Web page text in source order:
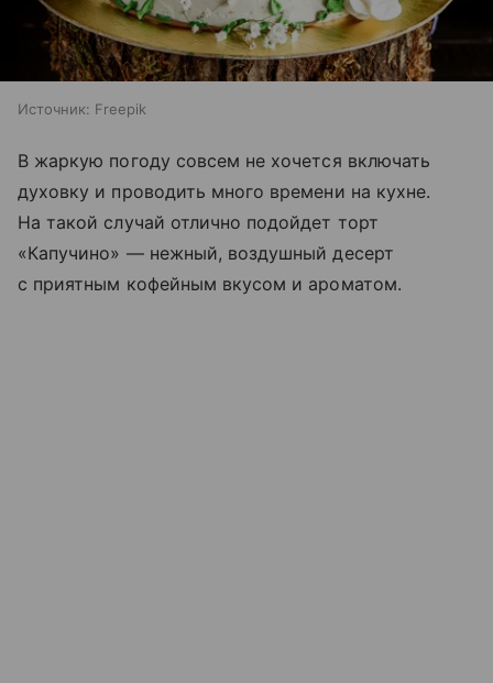
Источник: Freepik
В жаркую погоду совсем не хочется включать
духовку и проводить много времени на кухне.
На такой случай отлично подойдет торт
«Капучино» — нежный, воздушный десерт
с приятным кофейным вкусом и ароматом.